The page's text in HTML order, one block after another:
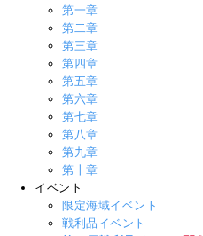
第一章
第二章
第三章
第四章
第五章
第六章
第七章
第八章
第九章
第十章
イベント
限定海域イベント
戦利品イベント